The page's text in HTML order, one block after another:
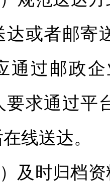
达或者邮寄
通过邮政
要求通过平
线送达。
）及时归档